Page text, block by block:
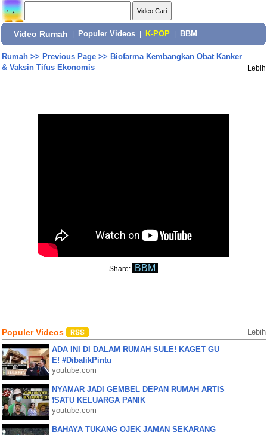
Video Rumah Populer Videos K-POP BBM
Rumah>> Previous Page>> Biofarma Kembangkan Obat Kanker
& Vaksin Tifus Ekonomis
Lebih
Share: BBM
Populer Videos Lebih
ADA INI DI DALAM RUMAH SULE! KAGET GU
E! #DibalikPintu
youtube.com
NYAMAR JADI GEMBEL DEPAN RUMAH ARTIS
❗SATU KELUARGA PANIK
youtube.com
BAHAYA TUKANG OJEK JAMAN SEKARANG